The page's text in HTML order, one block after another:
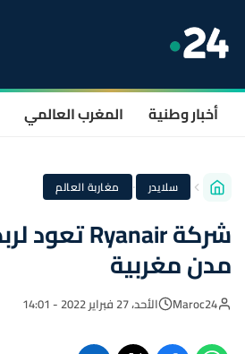
أخبار وطنية المغرب العالمي
سلايدر · مغاربة العالم
مدن مغربية
Maroc24 الأحد، 27 فبراير 2022 - 14:01